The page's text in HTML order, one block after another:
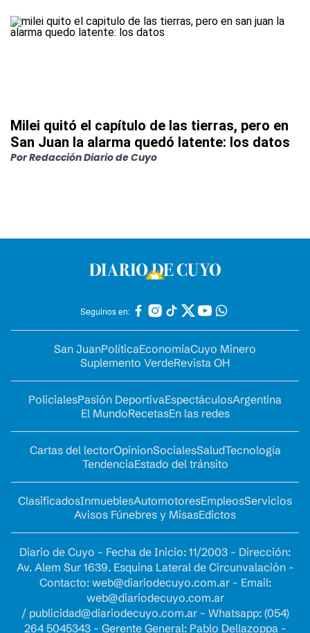
Milei quitó el capítulo de las tierras, pero en
San Juan la alarma quedó latente: los datos
PorRedacción Diario de Cuyo
Seguinos en:
San JuanPolíticaEconomíaCuyo Minero
Suplemento VerdeRevista OH
PolicialesPasión DeportivaEspectáculosArgentina
El MundoRecetasEn las redes
Cartas del lectorOpinionSocialesSaludTecnología
TendenciaEstado del tránsito
ClasificadosInmueblesAutomotoresEmpleosServicios
Avisos Fúnebres y MisasEdictos
Diario de Cuyo - Fecha de Inicio: 11/2003 - Dirección:
Av. Alem Sur 1639. Esquina Lateral de Circunvalación -
Contacto: web@diariodecuyo.com.ar- Email:
web@diariodecuyo.com.ar
/ publicidad@diariodecuyo.com.ar- Whatsapp: (054)
264 5045343 - Gerente General: Pablo Dellazoppa -